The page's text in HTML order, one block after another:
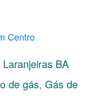
Centro
BA
de gás, Gás de